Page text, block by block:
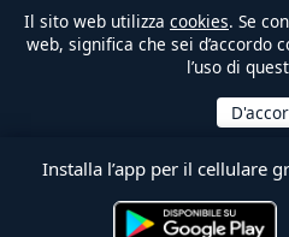
Il sito web utilizza cookies. Se
web, significa che sei d’accordo
l’uso di
Installa l’app per il cellulare